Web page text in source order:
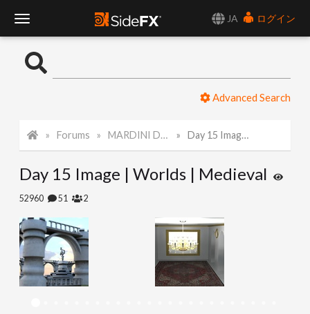
JA
ログイン
o
l
N
a
Advanced Search
Forums MARDINI Daily Challenge 2021 Day 15 Image | Worlds | Medieval
Day 15 Image | Worlds | Medieval
52960 51 2